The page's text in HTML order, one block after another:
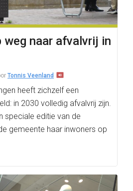
weg naar afvalvrij in
Tonnis Veenland
heeft zichzelf een
in 2030 volledig afvalvrij zijn.
speciale editie van de
gemeente haar inwoners op